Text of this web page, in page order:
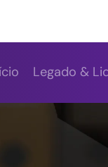
Legado &